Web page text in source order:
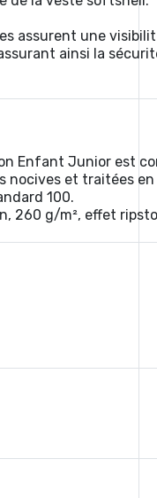
assurent une
ainsi la
Enfant Junior est
nocives et traitées
100.
260 g/m², effet